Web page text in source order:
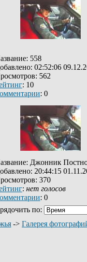
558
02:52:06
562
: 10
: 0
Джонник
20:44:15
370
: нет голосов
: 0
по:
-> Галерея